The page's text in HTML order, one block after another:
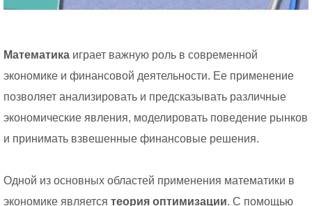
Математика играет важную роль в современной
экономике и финансовой деятельности. Ее применение
позволяет анализировать и предсказывать различные
экономические явления, моделировать поведение рынков
и принимать взвешенные финансовые решения.
Одной из основных областей применения математики в
экономике является теория оптимизации. С помощью